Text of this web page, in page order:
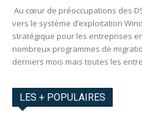
Au cœur de préoccupations des
vers le système d’exploitation
stratégique pour les entreprises
nombreux programmes de
derniers mois mais toutes les
LES + POPULAIRES